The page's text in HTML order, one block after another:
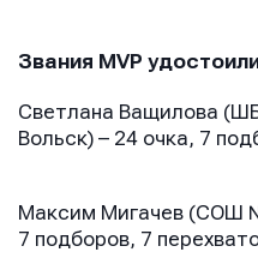
Звания MVP
Светлана Ващилова
Вольск) – 24 очка, 7
Максим Мигачев (СОШ
7 подборов, 7